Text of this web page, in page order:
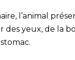
l’animal
yeux, de la